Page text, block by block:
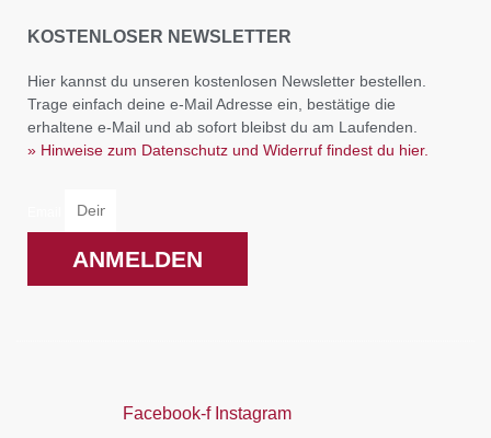
KOSTENLOSER NEWSLETTER
Hier kannst du unseren kostenlosen Newsletter bestellen.
Trage einfach deine e-Mail Adresse ein, bestätige die
erhaltene e-Mail und ab sofort bleibst du am Laufenden.
» Hinweise zum Datenschutz und Widerruf findest du hier.
ANMELDEN
Facebook-f Instagram